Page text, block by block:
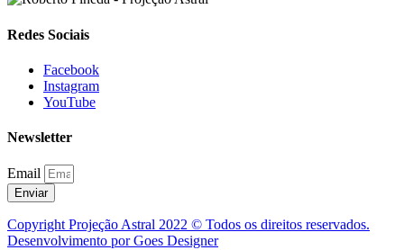
Redes Sociais
Facebook
Instagram
YouTube
Newsletter
Email
Enviar
Copyright Projeção Astral 2022 © Todos os direitos reservados.
Desenvolvimento por Goes Designer